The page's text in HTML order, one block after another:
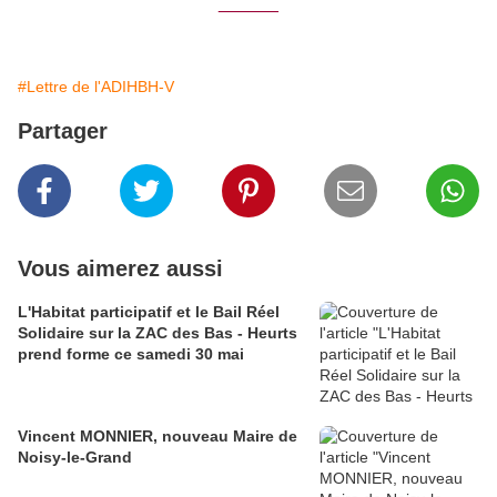
#Lettre de l'ADIHBH-V
Partager
Vous aimerez aussi
L'Habitat participatif et le Bail Réel
Solidaire sur la ZAC des Bas - Heurts
prend forme ce samedi 30 mai
Vincent MONNIER, nouveau Maire de
Noisy-le-Grand